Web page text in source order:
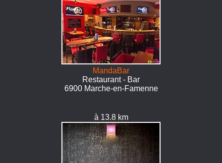
MandaBar
Restaurant - Bar
6900 Marche-en-Famenne
à 13.8 km